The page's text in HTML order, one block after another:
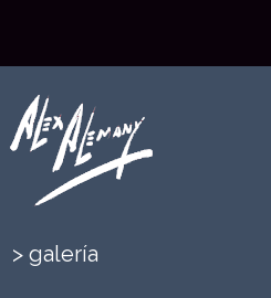
> galería